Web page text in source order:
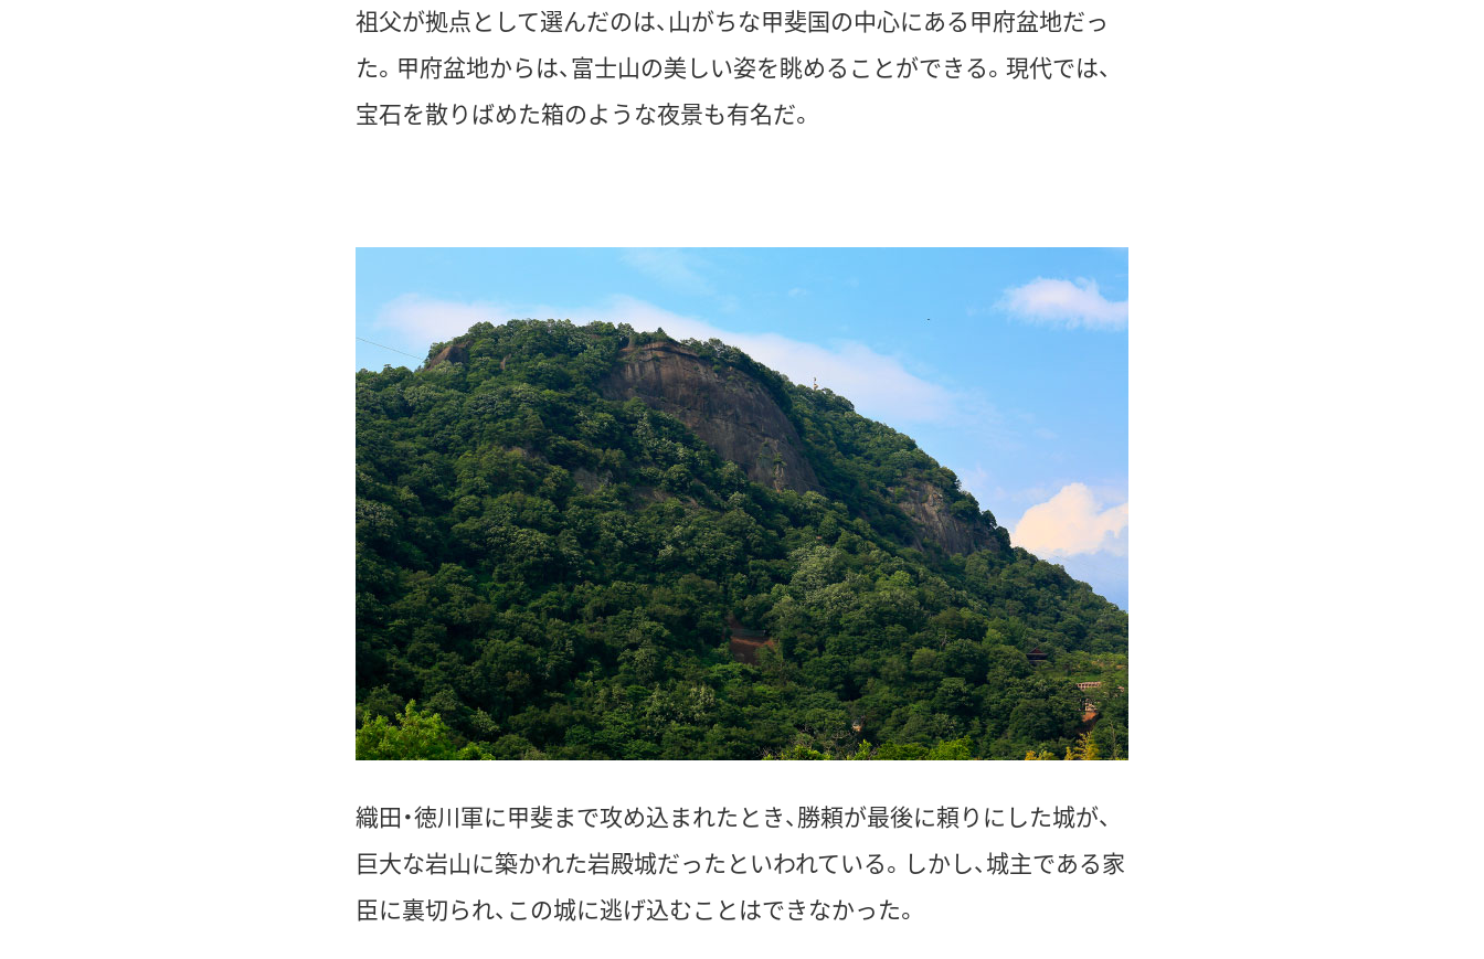
祖父が拠点として選んだのは、山がちな甲斐国の中心にある甲府盆地だっ
た。甲府盆地からは、富士山の美しい姿を眺めることができる。現代では、
宝石を散りばめた箱のような夜景も有名だ。
織田・徳川軍に甲斐まで攻め込まれたとき、勝頼が最後に頼りにした城が、
巨大な岩山に築かれた岩殿城だったといわれている。しかし、城主である家
臣に裏切られ、この城に逃げ込むことはできなかった。